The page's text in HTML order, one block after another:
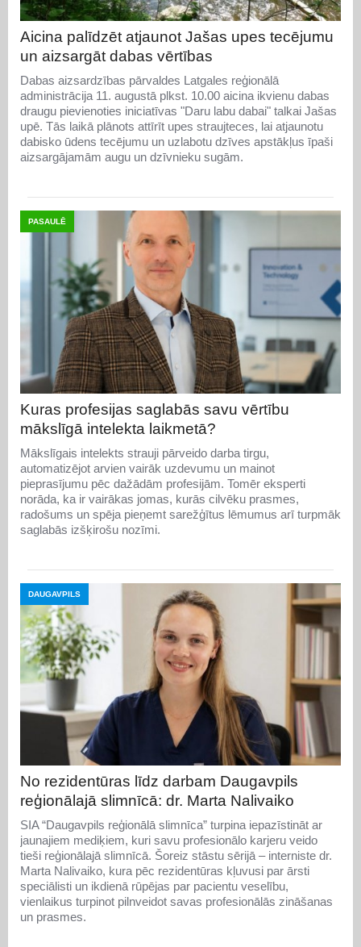
Aicina palīdzēt atjaunot Jašas upes tecējumu
un aizsargāt dabas vērtības
Dabas aizsardzības pārvaldes Latgales reģionālā
administrācija 11. augustā plkst. 10.00 aicina ikvienu dabas
draugu pievienoties iniciatīvas "Daru labu dabai" talkai Jašas
upē. Tās laikā plānots attīrīt upes straujteces, lai atjaunotu
dabisko ūdens tecējumu un uzlabotu dzīves apstākļus īpaši
aizsargājamām augu un dzīvnieku sugām.
PASAULĒ
Kuras profesijas saglabās savu vērtību
mākslīgā intelekta laikmetā?
Mākslīgais intelekts strauji pārveido darba tirgu,
automatizējot arvien vairāk uzdevumu un mainot
pieprasījumu pēc dažādām profesijām. Tomēr eksperti
norāda, ka ir vairākas jomas, kurās cilvēku prasmes,
radošums un spēja pieņemt sarežģītus lēmumus arī turpmāk
saglabās izšķirošu nozīmi.
DAUGAVPILS
No rezidentūras līdz darbam Daugavpils
reģionālajā slimnīcā: dr. Marta Nalivaiko
SIA “Daugavpils reģionālā slimnīca” turpina iepazīstināt ar
jaunajiem mediķiem, kuri savu profesionālo karjeru veido
tieši reģionālajā slimnīcā. Šoreiz stāstu sērijā – interniste dr.
Marta Nalivaiko, kura pēc rezidentūras kļuvusi par ārsti
speciālisti un ikdienā rūpējas par pacientu veselību,
vienlaikus turpinot pilnveidot savas profesionālās zināšanas
un prasmes.